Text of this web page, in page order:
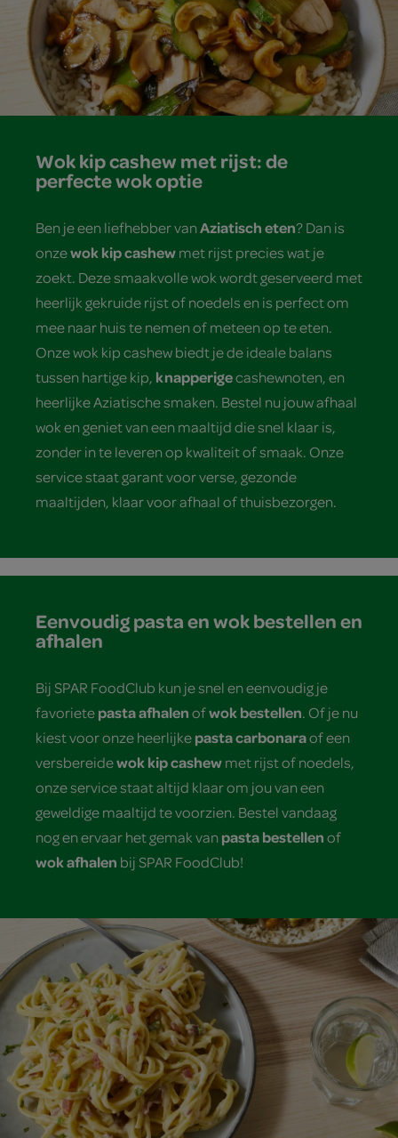
Wok kip cashew met rijst: de
perfecte wok optie
Ben je een liefhebber vanAziatisch eten? Dan is
onzewok kip cashewmet rijst precies wat je
zoekt. Deze smaakvolle wok wordt geserveerd met
heerlijk gekruide rijst of noedels en is perfect om
mee naar huis te nemen of meteen op te eten.
Onze wok kip cashew biedt je de ideale balans
tussen hartige kip, knapperigecashewnoten, en
heerlijke Aziatische smaken. Bestel nu jouw afhaal
wok en geniet van een maaltijd die snel klaar is,
zonder in te leveren op kwaliteit of smaak. Onze
service staat garant voor verse, gezonde
maaltijden, klaar voor afhaal of thuisbezorgen.
Eenvoudig pasta en wok bestellen en
afhalen
Bij SPAR FoodClub kun je snel en eenvoudig je
favorietepasta afhalenofwok bestellen. Of je nu
kiest voor onze heerlijkepasta carbonaraof een
versbereidewok kip cashewmet rijst of noedels,
onze service staat altijd klaar om jou van een
geweldige maaltijd te voorzien. Bestel vandaag
nog en ervaar het gemak vanpasta bestellenof
wok afhalen bij SPAR FoodClub!